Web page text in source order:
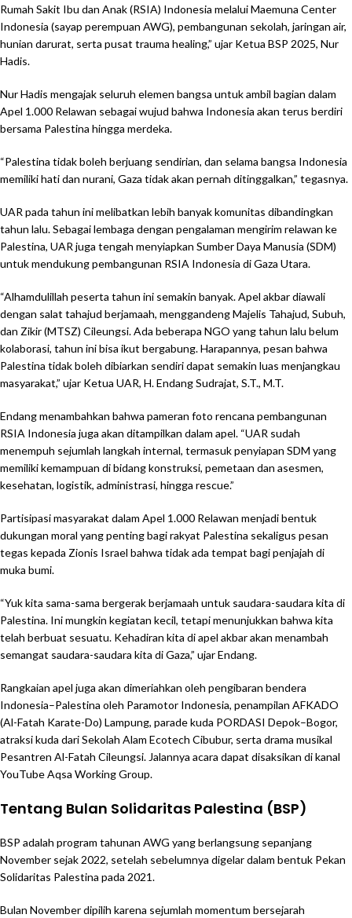
Rumah Sakit Ibu dan Anak (RSIA) Indonesia melalui Maemuna Center
Indonesia (sayap perempuan AWG), pembangunan sekolah, jaringan air,
hunian darurat, serta pusat trauma healing,” ujar Ketua BSP 2025, Nur
Hadis.
Nur Hadis mengajak seluruh elemen bangsa untuk ambil bagian dalam
Apel 1.000 Relawan sebagai wujud bahwa Indonesia akan terus berdiri
bersama Palestina hingga merdeka.
“Palestina tidak boleh berjuang sendirian, dan selama bangsa Indonesia
memiliki hati dan nurani, Gaza tidak akan pernah ditinggalkan,” tegasnya.
UAR pada tahun ini melibatkan lebih banyak komunitas dibandingkan
tahun lalu. Sebagai lembaga dengan pengalaman mengirim relawan ke
Palestina, UAR juga tengah menyiapkan Sumber Daya Manusia (SDM)
untuk mendukung pembangunan RSIA Indonesia di Gaza Utara.
“Alhamdulillah peserta tahun ini semakin banyak. Apel akbar diawali
dengan salat tahajud berjamaah, menggandeng Majelis Tahajud, Subuh,
dan Zikir (MTSZ) Cileungsi. Ada beberapa NGO yang tahun lalu belum
kolaborasi, tahun ini bisa ikut bergabung. Harapannya, pesan bahwa
Palestina tidak boleh dibiarkan sendiri dapat semakin luas menjangkau
masyarakat,” ujar Ketua UAR, H. Endang Sudrajat, S.T., M.T.
Endang menambahkan bahwa pameran foto rencana pembangunan
RSIA Indonesia juga akan ditampilkan dalam apel. “UAR sudah
menempuh sejumlah langkah internal, termasuk penyiapan SDM yang
memiliki kemampuan di bidang konstruksi, pemetaan dan asesmen,
kesehatan, logistik, administrasi, hingga rescue.”
Partisipasi masyarakat dalam Apel 1.000 Relawan menjadi bentuk
dukungan moral yang penting bagi rakyat Palestina sekaligus pesan
tegas kepada Zionis Israel bahwa tidak ada tempat bagi penjajah di
muka bumi.
“Yuk kita sama-sama bergerak berjamaah untuk saudara-saudara kita di
Palestina. Ini mungkin kegiatan kecil, tetapi menunjukkan bahwa kita
telah berbuat sesuatu. Kehadiran kita di apel akbar akan menambah
semangat saudara-saudara kita di Gaza,” ujar Endang.
Rangkaian apel juga akan dimeriahkan oleh pengibaran bendera
Indonesia–Palestina oleh Paramotor Indonesia, penampilan AFKADO
(Al-Fatah Karate-Do) Lampung, parade kuda PORDASI Depok–Bogor,
atraksi kuda dari Sekolah Alam Ecotech Cibubur, serta drama musikal
Pesantren Al-Fatah Cileungsi. Jalannya acara dapat disaksikan di kanal
YouTube Aqsa Working Group.
Tentang Bulan Solidaritas Palestina (BSP)
BSP adalah program tahunan AWG yang berlangsung sepanjang
November sejak 2022, setelah sebelumnya digelar dalam bentuk Pekan
Solidaritas Palestina pada 2021.
Bulan November dipilih karena sejumlah momentum bersejarah